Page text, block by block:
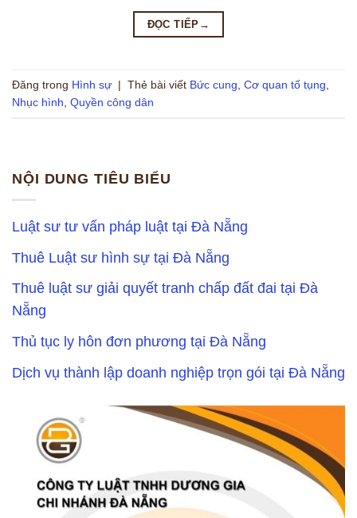
ĐỌC TIẾP →
Đăng trong Hình sự | Thẻ bài viết Bức cung Cơ quan tố tụng
Nhục hình Quyền công dân
NỘI DUNG TIÊU BIỂU
Luật sư tư vấn pháp luật tại Đà Nẵng
Thuê Luật sư hình sự tại Đà Nẵng
Thuê luật sư giải quyết tranh chấp đất đai tại Đà
Nẵng
Thủ tục ly hôn đơn phương tại Đà Nẵng
Dịch vụ thành lập doanh nghiệp trọn gói tại Đà Nẵng